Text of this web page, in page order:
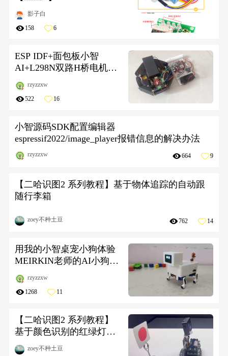
影子白
158 6
ESP IDF+面包板小智
AI+L298N双路H桥电机驱
动+2电机=手搓智能小车
rzyzzxw
522 16
小智源码SDK配置编辑器
espressif2022/image_player报错信息的解决办法
rzyzzxw 664 9
【二哈识图2 系列教程】基于物体追踪的自动跟
随行李箱
zoey不种土豆 762 14
用我的小智桌宠小狗体验
MEIRKIN老师的AI小狗固
件
rzyzzxw
1268 11
【二哈识图2 系列教程】
基于颜色识别的红绿灯识
别小车
zoey不种土豆